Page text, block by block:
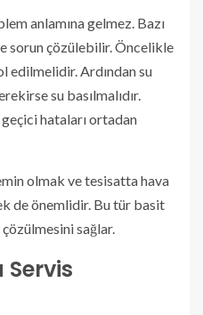
anlamına gelmez. Bazı
sorun çözülebilir. Öncelikle
edilmelidir. Ardından su
su basılmalıdır.
hataları ortadan
olmak ve tesisatta hava
de önemlidir. Bu tür basit
sağlar.